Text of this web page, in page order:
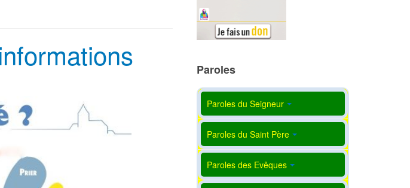
Paroles
Paroles du Seigneur
Paroles du Saint Père
Paroles des Evêques